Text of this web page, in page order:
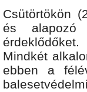
Csütörtökön
és alapozó
érdeklődőket.
Mindkét
ebben a